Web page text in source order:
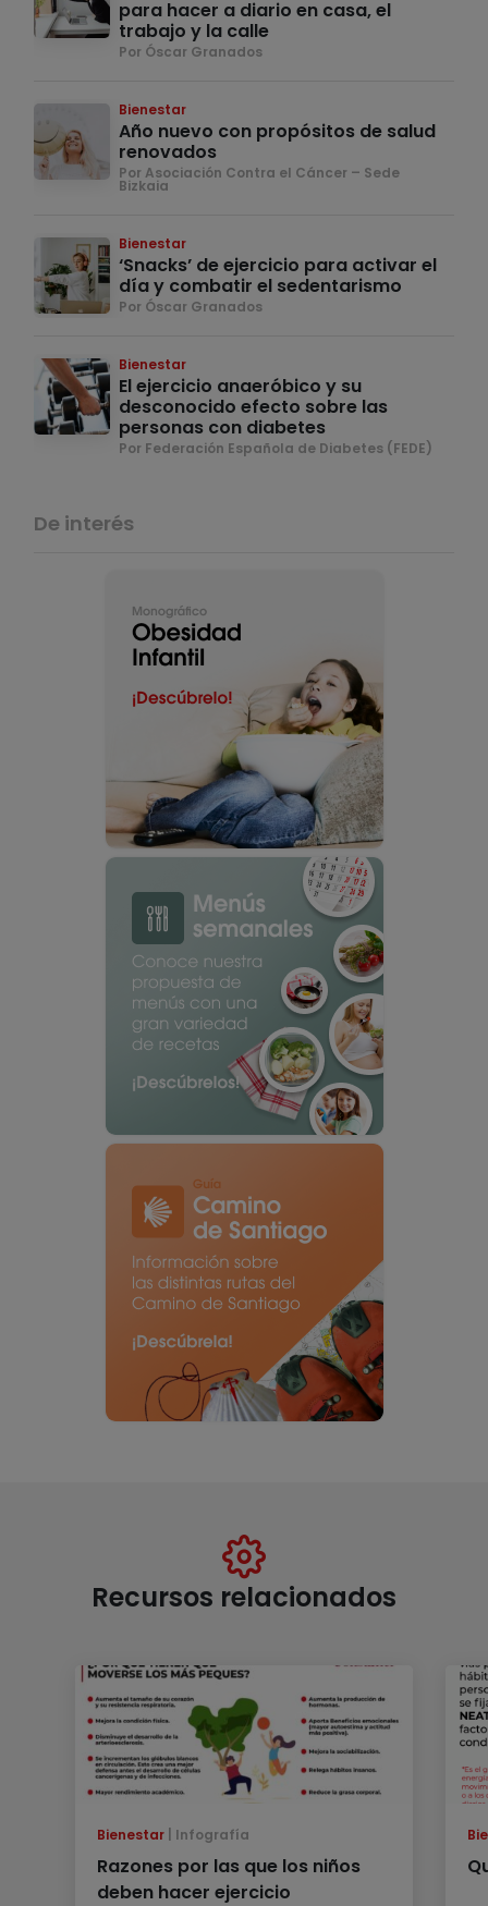
para hacer a diario en casa, el
trabajo y la calle
Por Óscar Granados
Bienestar
Año nuevo con propósitos de salud
renovados
Por Asociación Contra el Cáncer – Sede
Bizkaia
Bienestar
‘Snacks’ de ejercicio para activar el
día y combatir el sedentarismo
Por Óscar Granados
Bienestar
El ejercicio anaeróbico y su
desconocido efecto sobre las
personas con diabetes
Por Federación Española de Diabetes (FEDE)
De interés
Recursos relacionados
Bienestar Infografía
Razones por las que los niños
deben hacer ejercicio